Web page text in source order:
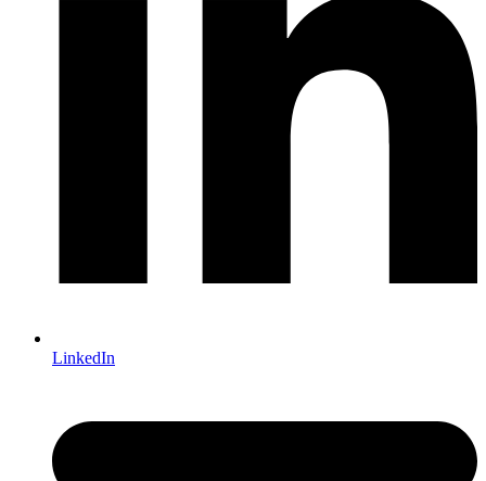
LinkedIn